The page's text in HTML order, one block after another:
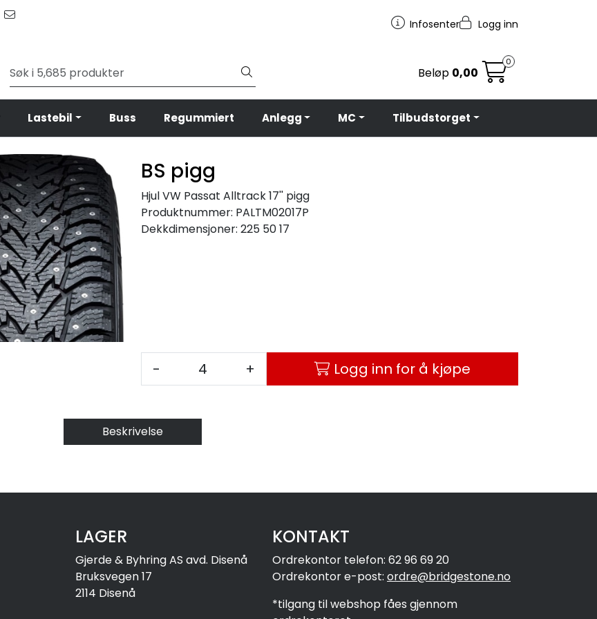
Infosenter Logg inn
Beløp 0,00
0
Lastebil Buss Regummiert Anlegg MC Tilbudstorget
BS pigg
Hjul VW Passat Alltrack 17'' pigg
Produktnummer: PALTM02017P
Dekkdimensjoner: 225 50 17
- + Logg inn for å kjøpe
Beskrivelse
LAGER
Gjerde & Byhring AS avd. Disenå
Bruksvegen 17
2114 Disenå
KONTAKT
Ordrekontor telefon: 62 96 69 20
Ordrekontor e-post: ordre@bridgestone.no
*tilgang til webshop fåes gjennom